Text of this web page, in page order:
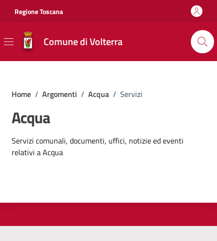
Regione Toscana
Comune di Volterra
Home / Argomenti / Acqua / Servizi
Acqua
Dettagli dell'argomento
Servizi comunali, documenti, uffici, notizie ed eventi
relativi a Acqua